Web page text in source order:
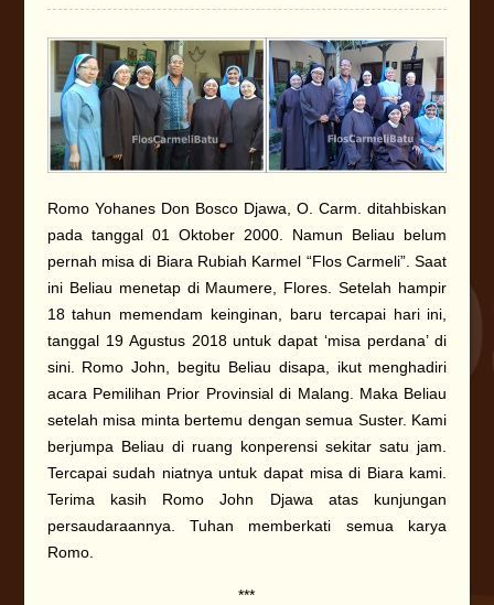
Romo Yohanes Don Bosco Djawa, O. Carm. ditahbiskan
pada tanggal 01 Oktober 2000. Namun Beliau belum
pernah misa di Biara Rubiah Karmel “Flos Carmeli”. Saat
ini Beliau menetap di Maumere, Flores. Setelah hampir
18 tahun memendam keinginan, baru tercapai hari ini,
tanggal 19 Agustus 2018 untuk dapat ‘misa perdana’ di
sini. Romo John, begitu Beliau disapa, ikut menghadiri
acara Pemilihan Prior Provinsial di Malang. Maka Beliau
setelah misa minta bertemu dengan semua Suster. Kami
berjumpa Beliau di ruang konperensi sekitar satu jam.
Tercapai sudah niatnya untuk dapat misa di Biara kami.
Terima kasih Romo John Djawa atas kunjungan
persaudaraannya. Tuhan memberkati semua karya
Romo.
***